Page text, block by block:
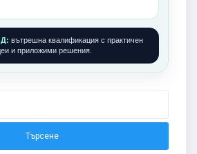
вътрешна квалификация с практичен
и приложими решения.